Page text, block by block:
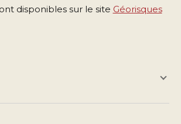
disponibles sur le site Géorisques